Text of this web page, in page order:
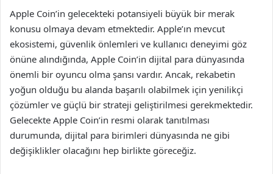
Apple Coin’in gelecekteki potansiyeli büyük bir merak
konusu olmaya devam etmektedir. Apple’ın mevcut
ekosistemi, güvenlik önlemleri ve kullanıcı deneyimi göz
önüne alındığında, Apple Coin’in dijital para dünyasında
önemli bir oyuncu olma şansı vardır. Ancak, rekabetin
yoğun olduğu bu alanda başarılı olabilmek için yenilikçi
çözümler ve güçlü bir strateji geliştirilmesi gerekmektedir.
Gelecekte Apple Coin’in resmi olarak tanıtılması
durumunda, dijital para birimleri dünyasında ne gibi
değişiklikler olacağını hep birlikte göreceğiz.